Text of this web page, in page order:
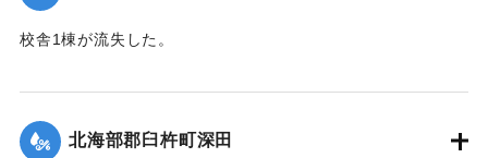
校舎1棟が流失した。
｜固有コード: 00481063
北海部郡臼杵町深田